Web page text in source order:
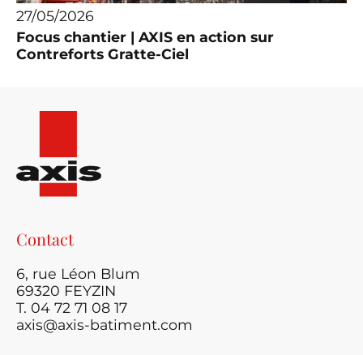
27/05/2026
Focus chantier | AXIS en action sur
Contreforts Gratte-Ciel
Contact
6, rue Léon Blum
69320 FEYZIN
T. 04 72 71 08 17
axis@axis-batiment.com